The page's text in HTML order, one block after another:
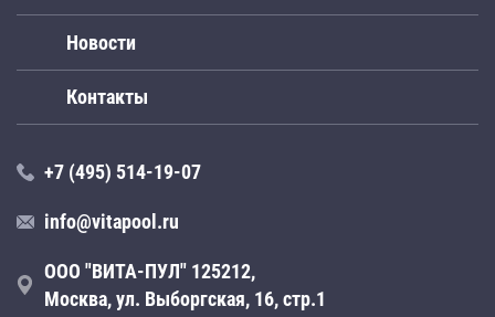
Новости
Контакты
+7 (495) 514-19-07
info@vitapool.ru
ООО "ВИТА-ПУЛ" 125212,
Москва, ул. Выборгская, 16, стр.1